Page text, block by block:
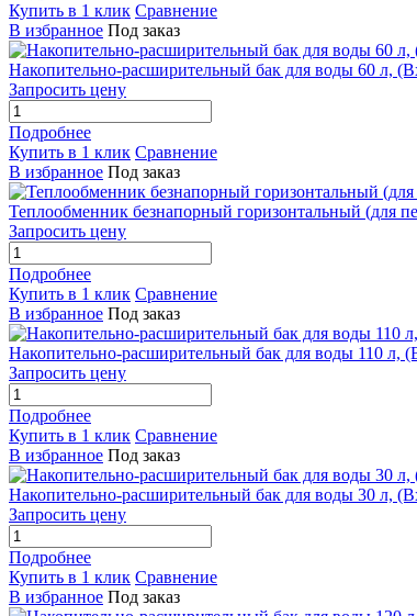
Купить в 1 клик Сравнение
В избранное Под заказ
Накопительно-расширительный бак для воды 60 л,
Запросить цену
Подробнее
Купить в 1 клик Сравнение
В избранное Под заказ
Теплообменник безнапорный горизонтальный (для
Запросить цену
Подробнее
Купить в 1 клик Сравнение
В избранное Под заказ
Накопительно-расширительный бак для воды 110
Запросить цену
Подробнее
Купить в 1 клик Сравнение
В избранное Под заказ
Накопительно-расширительный бак для воды 30 л,
Запросить цену
Подробнее
Купить в 1 клик Сравнение
В избранное Под заказ